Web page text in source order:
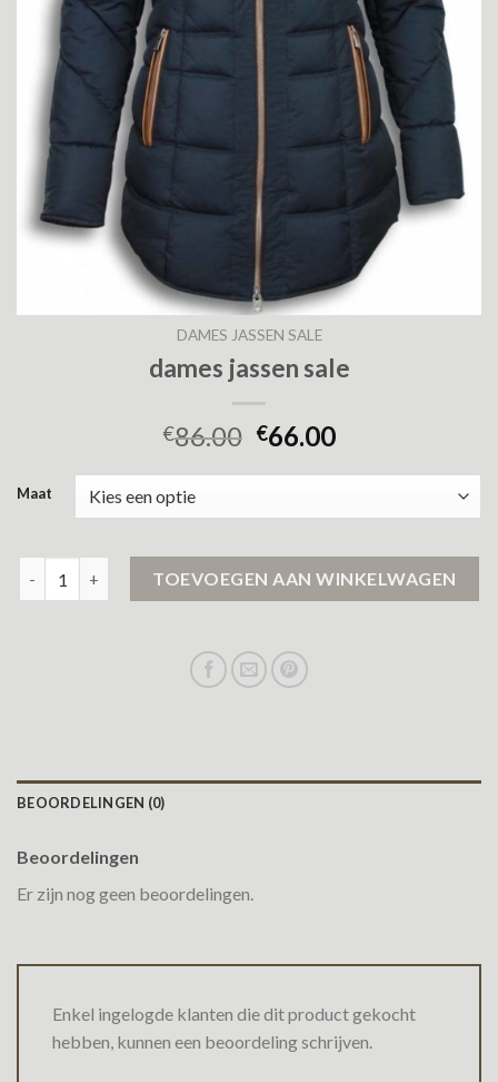
DAMES JASSEN SALE
dames jassen sale
€86.00 €66.00
Maat
TOEVOEGEN AAN WINKELWAGEN
BEOORDELINGEN (0)
Beoordelingen
Er zijn nog geen beoordelingen.
Enkel ingelogde klanten die dit product gekocht
hebben, kunnen een beoordeling schrijven.